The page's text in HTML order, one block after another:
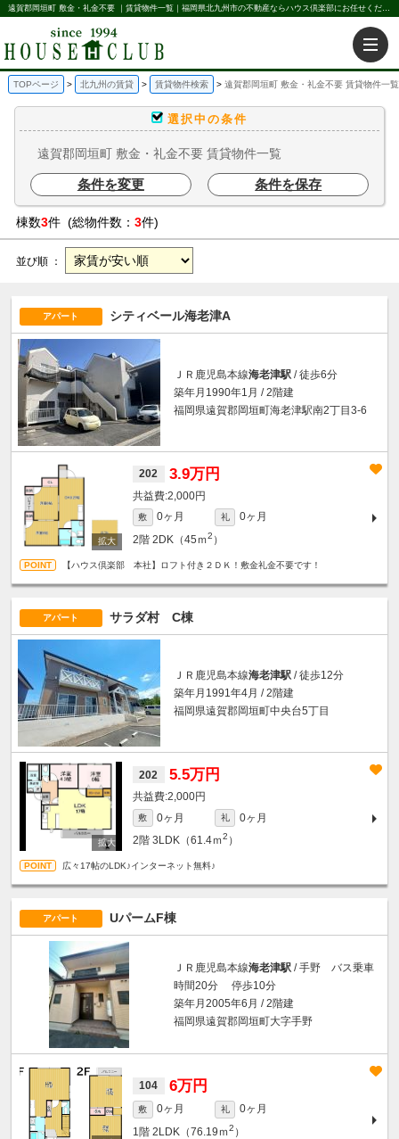
遠賀郡岡垣町 敷金・礼金不要 ｜賃貸物件一覧｜福岡県北九州市の不動産ならハウス倶楽部にお任せください。北九州の賃貸・売買・不動産買取などを不動産に関することならなんでもお任せ。
TOPページ 北九州の賃貸 賃貸物件検索 遠賀郡岡垣町 敷金・礼金不要 賃貸物件一覧
選択中の条件
遠賀郡岡垣町 敷金・礼金不要 賃貸物件一覧
条件を変更 条件を保存
棟数3件 (総物件数： 3件)
並び順 ：
アパート シティベール海老津A
ＪＲ鹿児島本線海老津駅 / 徒歩6分
築年月1990年1月 / 2階建
福岡県遠賀郡岡垣町海老津駅南2丁目3-6
202 3.9万円
2,000円
敷 0ヶ月 礼
0ヶ月
2階 2DK（45ｍ2 ）
【ハウス倶楽部 本社】ロフト付き２ＤＫ！敷金礼金不要です！
アパート サラダ村 C棟
ＪＲ鹿児島本線海老津駅 / 徒歩12分
築年月1991年4月 / 2階建
福岡県遠賀郡岡垣町中央台5丁目
202 5.5万円
2,000円
敷 0ヶ月 礼
0ヶ月
2階 3LDK（61.4ｍ2 ）
広々17帖のLDK♪インターネット無料♪
アパート UパームF棟
ＪＲ鹿児島本線海老津駅 / 手野 バス乗車
時間20分 停歩10分
築年月2005年6月 / 2階建
福岡県遠賀郡岡垣町大字手野
104 6万円
敷 0ヶ月 礼
0ヶ月
1階 2LDK（76.19ｍ2 ）